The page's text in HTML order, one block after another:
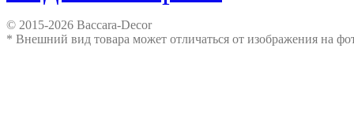
© 2015-2026 Baccara-Decor
* Внешний вид товара может отличаться от изображения на